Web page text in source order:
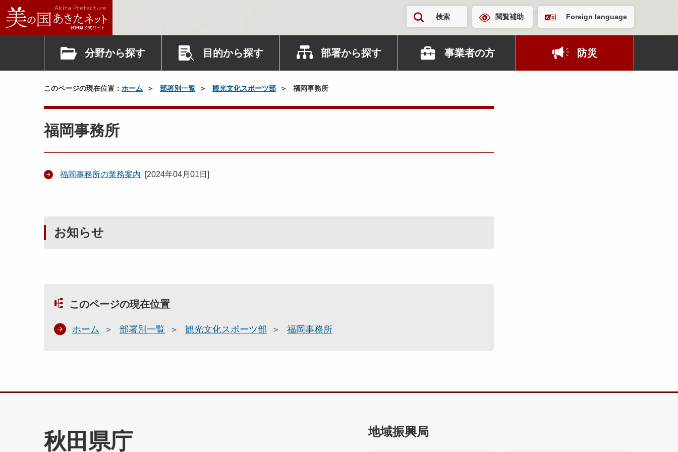
検索 閲覧補助 Foreign language
分野から探す 目的から探す 部署から探す 事業者の方 防災
このページの現在位置： ホーム 部署別一覧 観光文化スポーツ部 福岡事務所
福岡事務所
福岡事務所の業務案内 [2024年04月01日 ]
お知らせ
このページの現在位置
ホーム 部署別一覧 観光文化スポーツ部 福岡事務所
秋田県庁 地域振興局